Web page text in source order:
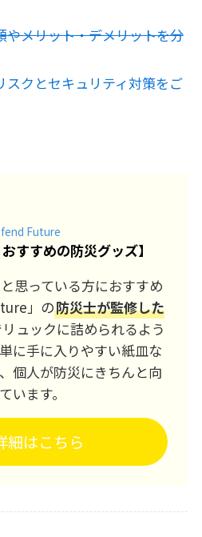
やメリット・デメリットを分
スクとセキュリティ対策をご
Future
すすめの防災グッズ】
思っている方におすすめ
」の防災士が監修した
ュックに詰められるよう
に手に入りやすい紙皿な
個人が防災にきちんと向
います。
細はこちら